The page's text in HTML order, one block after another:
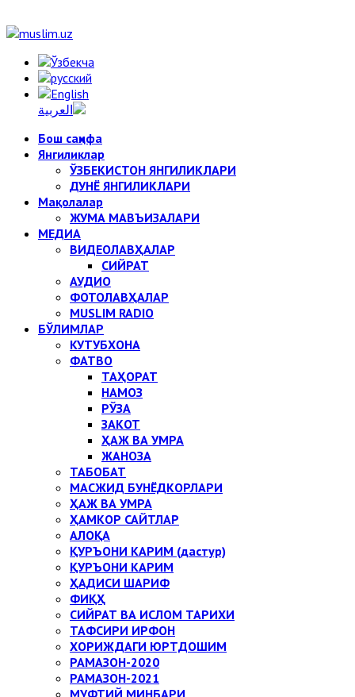
Бош саҳифа
Янгиликлар
ЎЗБЕКИСТОН ЯНГИЛИКЛАРИ
ДУНЁ ЯНГИЛИКЛАРИ
Мақолалар
ЖУМА МАВЪИЗАЛАРИ
МЕДИА
ВИДЕОЛАВҲАЛАР
СИЙРАТ
АУДИО
ФОТОЛАВҲАЛАР
MUSLIM RADIO
БЎЛИМЛАР
КУТУБХОНА
ФАТВО
ТАҲОРАТ
НАМОЗ
РЎЗА
ЗАКОТ
ҲАЖ ВА УМРА
ЖАНОЗА
ТАБОБАТ
МАСЖИД БУНЁДКОРЛАРИ
ҲАЖ ВА УМРА
ҲАМКОР САЙТЛАР
АЛОҚА
ҚУРЪОНИ КАРИМ (дастур)
ҚУРЪОНИ КАРИМ
ҲАДИСИ ШАРИФ
ФИҚҲ
СИЙРАТ ВА ИСЛОМ ТАРИХИ
ТАФСИРИ ИРФОН
ХОРИЖДАГИ ЮРТДОШИМ
РАМАЗОН-2020
РАМАЗОН-2021
МУФТИЙ МИНБАРИ